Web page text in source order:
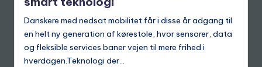
Danskere med nedsat mobilitet får i disse år adgang til
en helt ny generation af kørestole, hvor sensorer, data
og fleksible services baner vejen til mere frihed i
hverdagen.Teknologi der…